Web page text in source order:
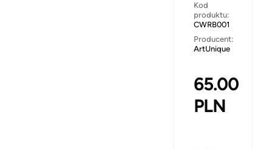
Kod
produktu:
CWRB001
Producent:
ArtUnique
65.00
PLN